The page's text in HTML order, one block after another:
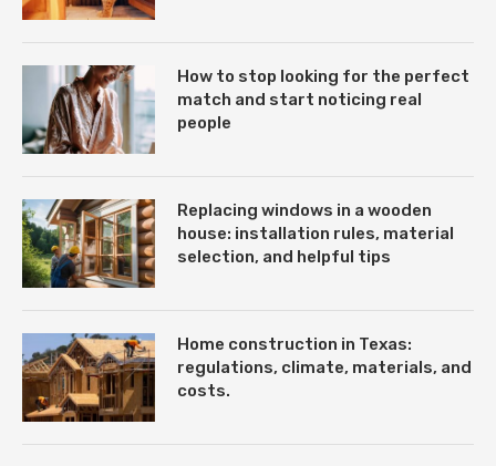
How to stop looking for the perfect
match and start noticing real
people
Replacing windows in a wooden
house: installation rules, material
selection, and helpful tips
Home construction in Texas:
regulations, climate, materials, and
costs.